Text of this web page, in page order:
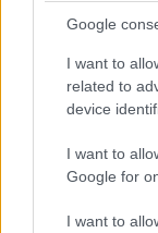
Google
I want to
related to
device
I want to
Google for
I want to